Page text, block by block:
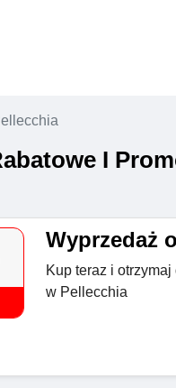
I
Wyprzedaż
Kup teraz i
w Pellecchia